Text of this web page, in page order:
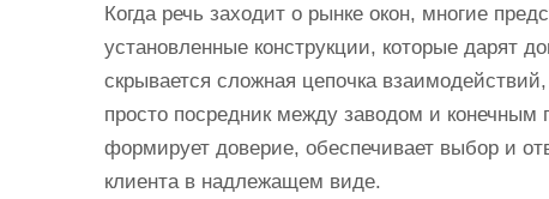
Когда речь заходит о рынке окон, многие
установленные конструкции, которые дарят
скрывается сложная цепочка
просто посредник между заводом и конечным
формирует доверие, обеспечивает выбор и
клиента в надлежащем виде.